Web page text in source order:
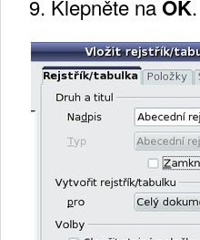
Klepněte na OK.